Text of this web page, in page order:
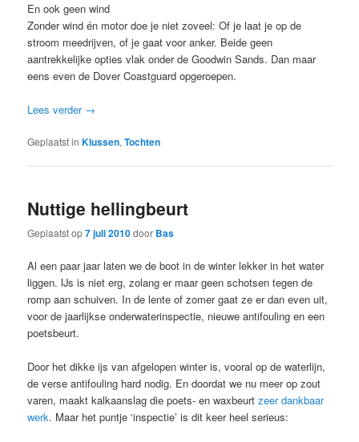
En ook geen wind
Zonder wind én motor doe je niet zoveel: Of je laat je op de
stroom meedrijven, of je gaat voor anker. Beide geen
aantrekkelijke opties vlak onder de Goodwin Sands. Dan maar
eens even de Dover Coastguard opgeroepen.
Lees verder →
Geplaatst in Klussen,Tochten
Nuttige hellingbeurt
Geplaatst op7 juli 2010door Bas
Al een paar jaar laten we de boot in de winter lekker in het water
liggen. IJs is niet erg, zolang er maar geen schotsen tegen de
romp aan schuiven. In de lente of zomer gaat ze er dan even uit,
voor de jaarlijkse onderwaterinspectie, nieuwe antifouling en een
poetsbeurt.
Door het dikke ijs van afgelopen winter is, vooral op de waterlijn,
de verse antifouling hard nodig. En doordat we nu meer op zout
varen, maakt kalkaanslag die poets- en waxbeurtzeer dankbaar
werk. Maar het puntje ‘inspectie’ is dit keer heel serieus: